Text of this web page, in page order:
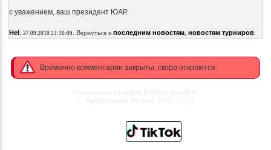
с уважением, ваш президент ЮАР.
Hel, 27.09.2010 23:16:09. Вернуться к последним новостям, новостям турниров.
Временно комментарии закрыты, скоро откроются.